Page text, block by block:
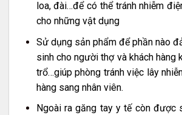
loa, đài…để có thể tránh nhiễm
cho những vật dụng
Sử dụng sản phẩm để phần nào
sinh cho người thợ và khách hàng
trổ…giúp phòng tránh việc lây
hàng sang nhân viên.
Ngoài ra găng tay y tế còn được